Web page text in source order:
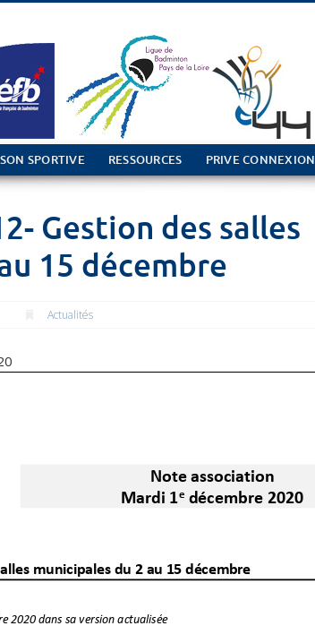
SPORTIVE RESSOURCES PRIVE CONNEXION
Gestion des salles
15 décembre
Actualités